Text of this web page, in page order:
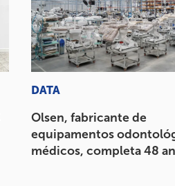
DATA
Olsen, fabricante de
equipamentos
médicos, completa 48